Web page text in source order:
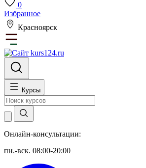
0
Избранное
Красноярск
Курсы
Онлайн-консультации:
пн.-вск. 08:00-20:00